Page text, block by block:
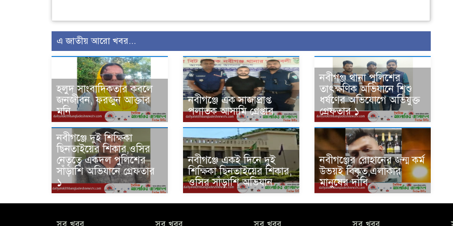
এ জাতীয় আরো খবর...
হলুদ সাংবাদিকতার কবলে
জনজীবন, ফরজুন আক্তার
মনি
‎নবীগঞ্জে এক সাজাপ্রাপ্ত
পলাতক আসামি গ্রেপ্তার
নবীগঞ্জ থানা পুলিশের
তাৎক্ষণিক অভিযানে শিশু
ধর্ষণের অভিযোগে অভিযুক্ত
গ্রেফতার ১
নবীগঞ্জে দুই শিক্ষিকা
ছিনতাইয়ের শিকার,ওসির
নেতৃত্বে একদল পুলিশের
সাঁড়াশি অভিযানে গ্রেফতার
১
নবীগঞ্জে একই দিনে দুই
শিক্ষিকা ছিনতাইয়ের শিকার,
ওসির সাঁড়াশি অভিযান
নবীগঞ্জের রোহানের জন্ম কর্ম
উভয়ই বিকৃত,এলাকার
মানুষের দাবি